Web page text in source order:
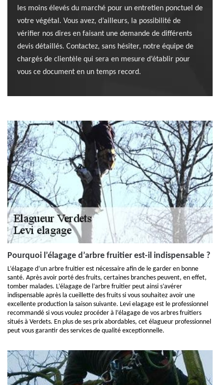
les moins élevés du marché pour un entretien ponctuel de
votre végétal. Vous avez, d’ailleurs, la possibilité de
vérifier nos dires en faisant une demande de différents
devis détaillés. Contactez, sans hésiter, notre équipe de
chargés de clientèle qui sera en mesure d’établir pour
vous ce document en un temps record.
Pourquoi l’élagage d’arbre fruitier est-il indispensable ?
L’élagage d’un arbre fruitier est nécessaire afin de le garder en bonne
santé. Après avoir porté des fruits, certaines branches peuvent, en effet,
tomber malades. L’élagage de l’arbre fruitier peut ainsi s’avérer
indispensable après la cueillette des fruits si vous souhaitez avoir une
excellente production la saison suivante. Levi elagage est le professionnel
recommandé si vous voulez procéder à l’élagage de vos arbres fruitiers
situés à Verdets. En plus de ses prix abordables, cet élagueur professionnel
peut vous garantir des services de qualité exceptionnelle.